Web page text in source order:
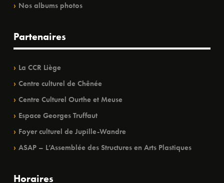
Nos albums photos
Partenaires
La CCR Liège
Centre culturel de Chênée
Centre Culturel Ourthe et Meuse
Espace Georges Truffaut
Foyer culturel de Jupille-Wandre
ASAP – L’Assemblée des Structures en Arts Plastiques
Horaires